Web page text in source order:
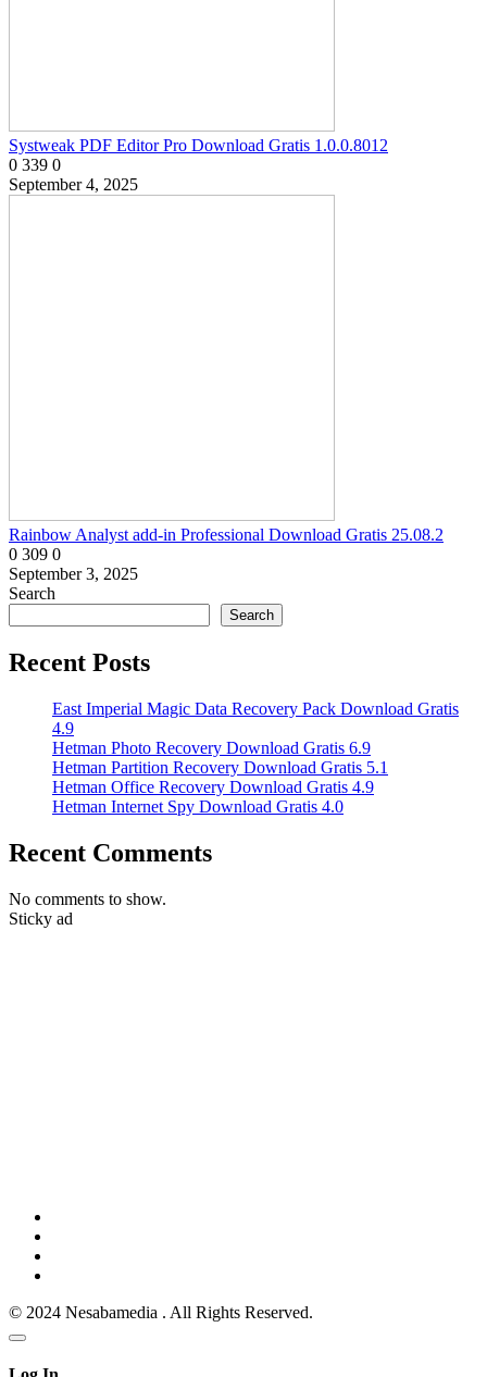
Systweak PDF Editor Pro Download Gratis 1.0.0.8012
0 339 0
September 4, 2025
Rainbow Analyst add-in Professional Download Gratis 25.08.2
0 309 0
September 3, 2025
Search
Search
Recent Posts
East Imperial Magic Data Recovery Pack Download Gratis
4.9
Hetman Photo Recovery Download Gratis 6.9
Hetman Partition Recovery Download Gratis 5.1
Hetman Office Recovery Download Gratis 4.9
Hetman Internet Spy Download Gratis 4.0
Recent Comments
No comments to show.
Sticky ad
© 2024 Nesabamedia . All Rights Reserved.